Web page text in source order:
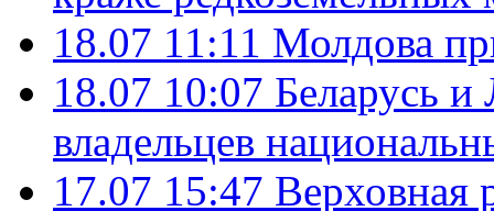
18.07 11:11 Молдова
18.07 10:07 Беларусь
владельцев
17.07 15:47 Верховная